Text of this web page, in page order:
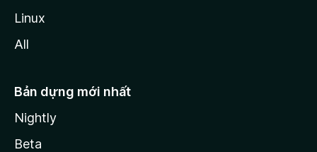
Linux
All
Bản dựng mới nhất
Nightly
Beta